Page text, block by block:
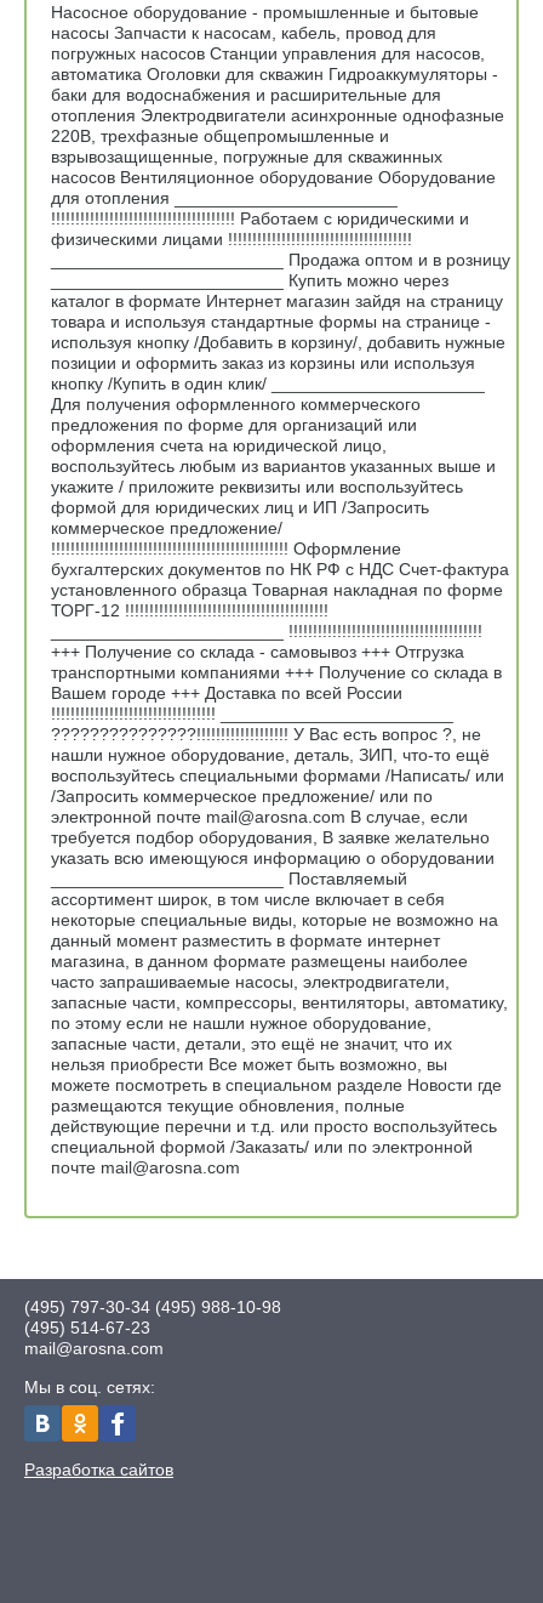
Насосное оборудование - промышленные и бытовые
насосы Запчасти к насосам, кабель, провод для
погружных насосов Станции управления для насосов,
автоматика Оголовки для скважин Гидроаккумуляторы -
баки для водоснабжения и расширительные для
отопления Электродвигатели асинхронные однофазные
220В, трехфазные общепромышленные и
взрывозащищенные, погружные для скважинных
насосов Вентиляционное оборудование Оборудование
для отопления _______________________
!!!!!!!!!!!!!!!!!!!!!!!!!!!!!!!!!!!!!! Работаем с юридическими и
физическими лицами !!!!!!!!!!!!!!!!!!!!!!!!!!!!!!!!!!!!!!
________________________ Продажа оптом и в розницу
________________________ Купить можно через
каталог в формате Интернет магазин зайдя на страницу
товара и используя стандартные формы на странице -
используя кнопку /Добавить в корзину/, добавить нужные
позиции и оформить заказ из корзины или используя
кнопку /Купить в один клик/ ______________________
Для получения оформленного коммерческого
предложения по форме для организаций или
оформления счета на юридической лицо,
воспользуйтесь любым из вариантов указанных выше и
укажите / приложите реквизиты или воспользуйтесь
формой для юридических лиц и ИП /Запросить
коммерческое предложение/
!!!!!!!!!!!!!!!!!!!!!!!!!!!!!!!!!!!!!!!!!!!!!!!!! Оформление
бухгалтерских документов по НК РФ с НДС Счет-фактура
установленного образца Товарная накладная по форме
ТОРГ-12 !!!!!!!!!!!!!!!!!!!!!!!!!!!!!!!!!!!!!!!!!!
________________________ !!!!!!!!!!!!!!!!!!!!!!!!!!!!!!!!!!!!!!!!
+++ Получение со склада - самовывоз +++ Отгрузка
транспортными компаниями +++ Получение со склада в
Вашем городе +++ Доставка по всей России
!!!!!!!!!!!!!!!!!!!!!!!!!!!!!!!!!! ________________________
???????????????!!!!!!!!!!!!!!!!!!! У Вас есть вопрос ?, не
нашли нужное оборудование, деталь, ЗИП, что-то ещё
воспользуйтесь специальными формами /Написать/ или
/Запросить коммерческое предложение/ или по
электронной почте mail@arosna.com В случае, если
требуется подбор оборудования, В заявке желательно
указать всю имеющуюся информацию о оборудовании
________________________ Поставляемый
ассортимент широк, в том числе включает в себя
некоторые специальные виды, которые не возможно на
данный момент разместить в формате интернет
магазина, в данном формате размещены наиболее
часто запрашиваемые насосы, электродвигатели,
запасные части, компрессоры, вентиляторы, автоматику,
по этому если не нашли нужное оборудование,
запасные части, детали, это ещё не значит, что их
нельзя приобрести Все может быть возможно, вы
можете посмотреть в специальном разделе Новости где
размещаются текущие обновления, полные
действующие перечни и т.д. или просто воспользуйтесь
специальной формой /Заказать/ или по электронной
почте mail@arosna.com
(495) 797-30-34 (495) 988-10-98
(495) 514-67-23
mail@arosna.com
Мы в соц. сетях:
Разработка сайтов